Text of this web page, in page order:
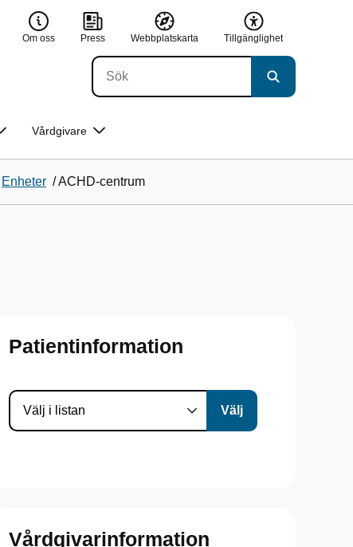
Om oss Press Webbplatskarta Tillgänglighet
Vårdgivare
Enheter /ACHD-centrum
Patientinformation
Vårdgivarinformation